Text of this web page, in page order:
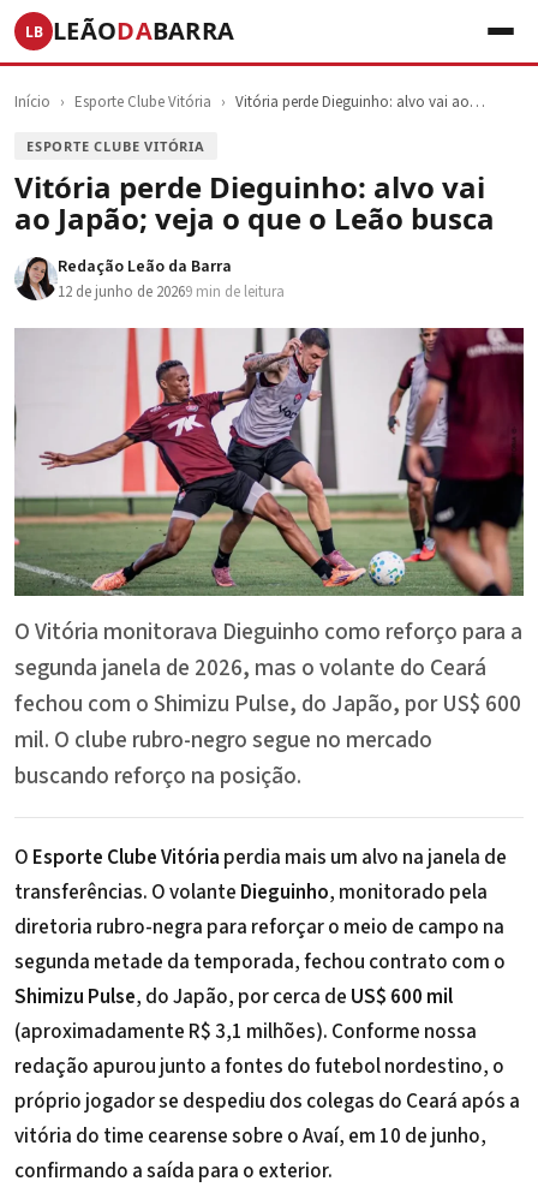
LB LEÃODABARRA
Início › Esporte Clube Vitória › Vitória perde Dieguinho: alvo vai ao…
ESPORTE CLUBE VITÓRIA
Vitória perde Dieguinho: alvo vai
ao Japão; veja o que o Leão busca
Redação Leão da Barra
12 de junho de 20269 min de leitura
O Vitória monitorava Dieguinho como reforço para a
segunda janela de 2026, mas o volante do Ceará
fechou com o Shimizu Pulse, do Japão, por US$ 600
mil. O clube rubro-negro segue no mercado
buscando reforço na posição.
O Esporte Clube Vitória perdia mais um alvo na janela de
transferências. O volante Dieguinho, monitorado pela
diretoria rubro-negra para reforçar o meio de campo na
segunda metade da temporada, fechou contrato com o
Shimizu Pulse, do Japão, por cerca de US$ 600 mil
(aproximadamente R$ 3,1 milhões). Conforme nossa
redação apurou junto a fontes do futebol nordestino, o
próprio jogador se despediu dos colegas do Ceará após a
vitória do time cearense sobre o Avaí, em 10 de junho,
confirmando a saída para o exterior.